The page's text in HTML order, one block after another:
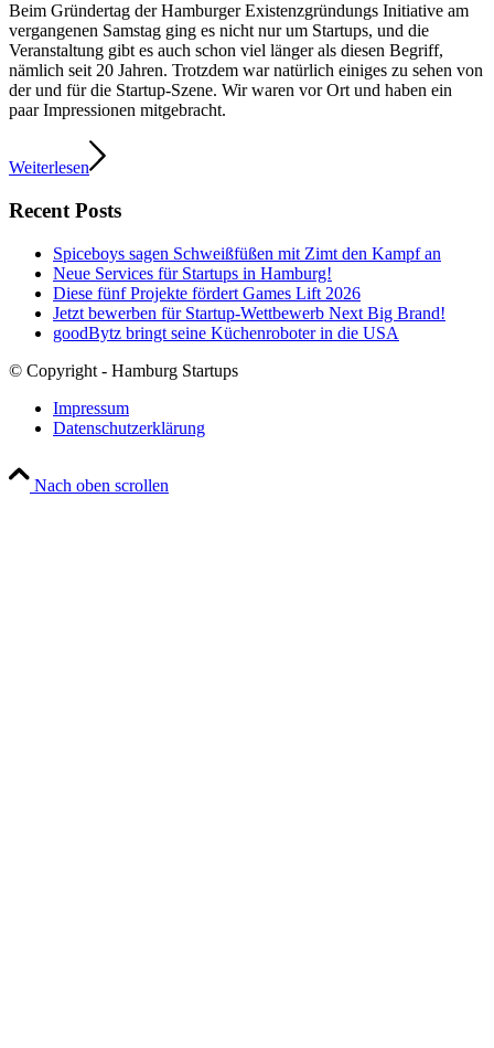
Beim Gründertag der Hamburger Existenzgründungs Initiative am
vergangenen Samstag ging es nicht nur um Startups, und die
Veranstaltung gibt es auch schon viel länger als diesen Begriff,
nämlich seit 20 Jahren. Trotzdem war natürlich einiges zu sehen von
der und für die Startup-Szene. Wir waren vor Ort und haben ein
paar Impressionen mitgebracht.
Weiterlesen
Recent Posts
Spiceboys sagen Schweißfüßen mit Zimt den Kampf an
Neue Services für Startups in Hamburg!
Diese fünf Projekte fördert Games Lift 2026
Jetzt bewerben für Startup-Wettbewerb Next Big Brand!
goodBytz bringt seine Küchenroboter in die USA
© Copyright - Hamburg Startups
Impressum
Datenschutzerklärung
Nach oben scrollen